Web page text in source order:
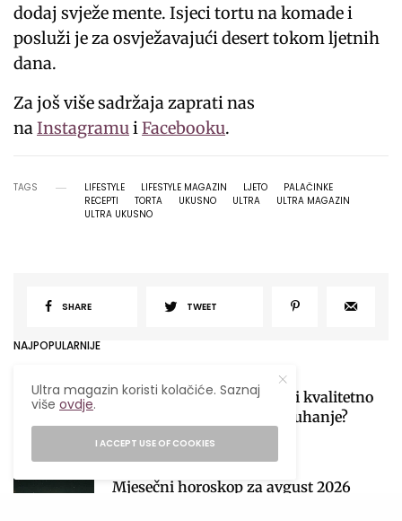
dodaj svježe mente. Isjeci tortu na komade i
posluži je za osvježavajući desert tokom ljetnih
dana.
Za još više sadržaja zaprati nas
naInstagramuiFacebooku.
TAGS LIFESTYLE LIFESTYLE MAGAZIN LJETO
PALAČINKE
RECEPTI
TORTA UKUSNO ULTRA
ULTRA MAGAZIN
ULTRA UKUSNO
SHARE TWEET
NAJPOPULARNIJE
Ljetni food hack: Kako jesti kvalitetno
kada nemaš vremena za kuhanje?
27/07/2026 4 MINS READ
Mjesečni horoskop za avgust 2026
Ultra magazin koristi kolačiće. Saznaj
višeovdje.
I ACCEPT USE OF COOKIES